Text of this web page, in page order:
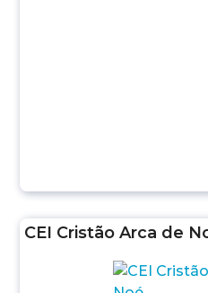
CEI Cristão Arca de